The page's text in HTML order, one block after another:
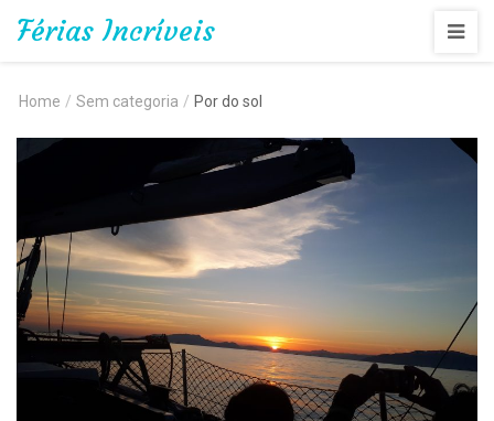
Férias Incríveis
Home / Sem categoria / Por do sol